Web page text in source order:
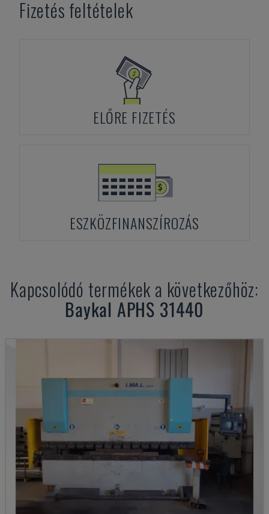
Fizetés feltételek
ELŐRE FIZETÉS
ESZKÖZFINANSZÍROZÁS
Kapcsolódó termékek a következőhöz:
Baykal APHS 31440